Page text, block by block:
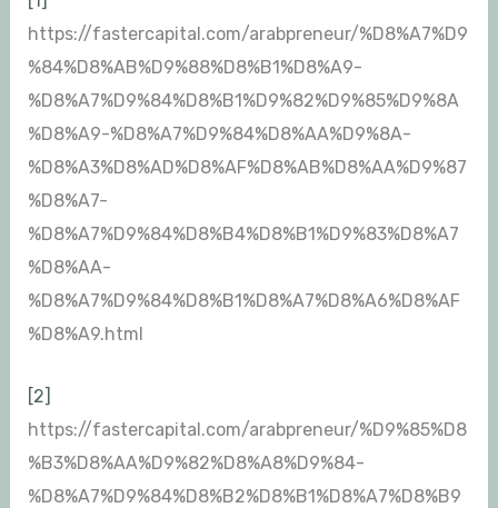
https://fastercapital.com/arabpreneur/%D8%A7%D9
%84%D8%AB%D9%88%D8%B1%D8%A9-
%D8%A7%D9%84%D8%B1%D9%82%D9%85%D9%8A
%D8%A9-%D8%A7%D9%84%D8%AA%D9%8A-
%D8%A3%D8%AD%D8%AF%D8%AB%D8%AA%D9%87
%D8%A7-
%D8%A7%D9%84%D8%B4%D8%B1%D9%83%D8%A7
%D8%AA-
%D8%A7%D9%84%D8%B1%D8%A7%D8%A6%D8%AF
%D8%A9.html
[2]
https://fastercapital.com/arabpreneur/%D9%85%D8
%B3%D8%AA%D9%82%D8%A8%D9%84-
%D8%A7%D9%84%D8%B2%D8%B1%D8%A7%D8%B9